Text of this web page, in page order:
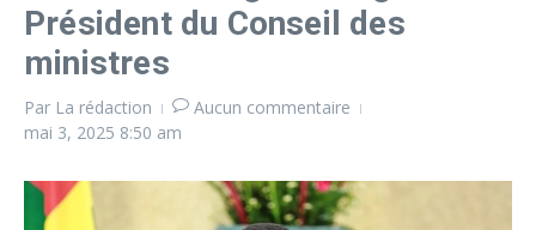
Président du Conseil des
ministres
Par La rédaction
Aucun commentaire
mai 3, 2025 8:50 am